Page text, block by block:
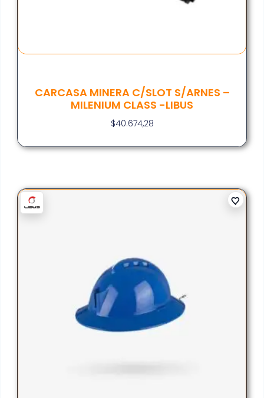
CARCASA MINERA C/SLOT S/ARNES –
MILENIUM CLASS -LIBUS
$40.674,28